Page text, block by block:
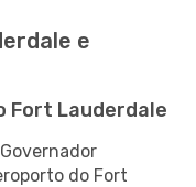
e
Fort Lauderdale
do Fort